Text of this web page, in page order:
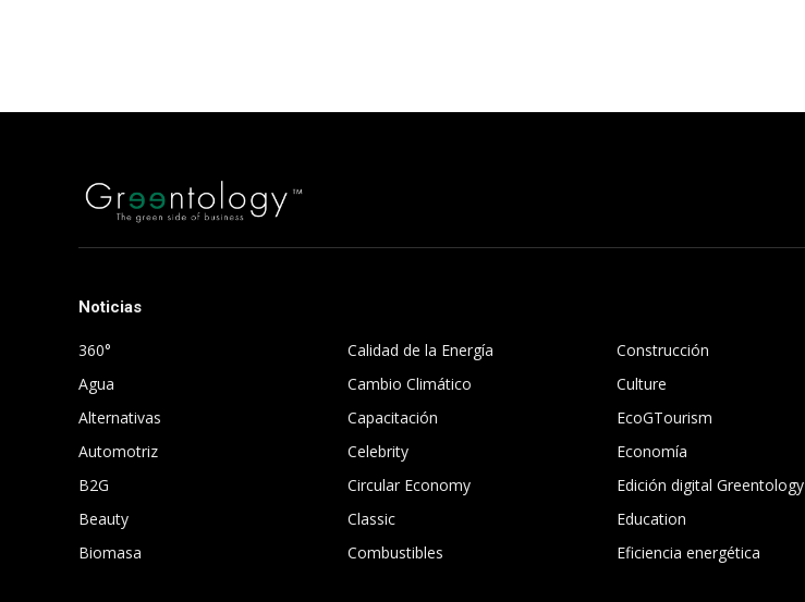
Noticias
360°
Agua
Alternativas
Automotriz
B2G
Beauty
Biomasa
Calidad de la Energía
Cambio Climático
Capacitación
Celebrity
Circular Economy
Classic
Combustibles
Construcción
Culture
EcoGTourism
Economía
Edición digital Greentology
Education
Eficiencia energética